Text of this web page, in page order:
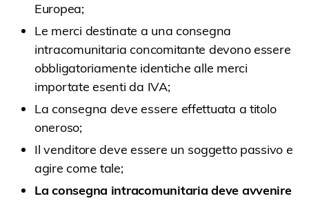
Europea;
Le merci destinate a una consegna
intracomunitaria concomitante devono essere
obbligatoriamente identiche alle merci
importate esenti da IVA;
La consegna deve essere effettuata a titolo
oneroso;
Il venditore deve essere un soggetto passivo e
agire come tale;
La consegna intracomunitaria deve avvenire